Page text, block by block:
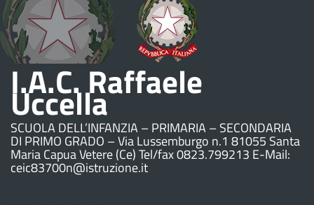
I.A.C. Raffaele
Uccella
SCUOLA DELL’INFANZIA – PRIMARIA – SECONDARIA
DI PRIMO GRADO – Via Lussemburgo n.1 81055 Santa
Maria Capua Vetere (Ce) Tel/fax 0823.799213 E-Mail:
ceic83700n@istruzione.it